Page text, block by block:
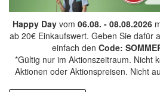
Happy Dayvom 06.08. - 08.08.2026
ab 20€ Einkaufswert. Geben Sie dafür
einfach den Code:
*Gültig nur im Aktionszeitraum. Nicht
Aktionen oder Aktionspreisen. Nicht